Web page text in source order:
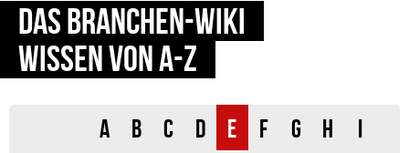
DAS BRANCHEN-WIKI
WISSEN VON A-Z
A B C D E F G H
I